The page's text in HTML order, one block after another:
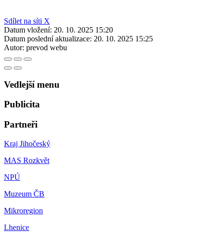
Sdílet na síti X
Datum vložení: 20. 10. 2025 15:20
Datum poslední aktualizace: 20. 10. 2025 15:25
Autor: prevod webu
Vedlejší menu
Publicita
Partneři
Kraj Jihočeský
MAS Rozkvět
NPÚ
Muzeum ČB
Mikroregion
Lhenice